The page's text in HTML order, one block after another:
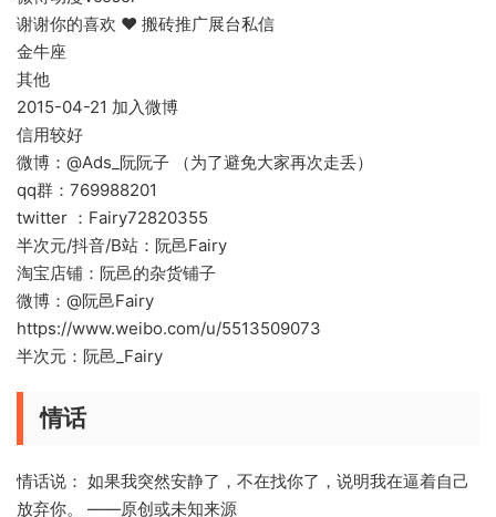
谢谢你的喜欢 ❤️ 搬砖推广展台私信
金牛座
其他
2015-04-21 加入微博
信用较好
微博：@Ads_阮阮子 （为了避免大家再次走丢）
qq群：769988201
twitter ：Fairy72820355
半次元/抖音/B站：阮邑Fairy
淘宝店铺：阮邑的杂货铺子
微博：@阮邑Fairy
https://www.weibo.com/u/5513509073
半次元：阮邑_Fairy
情话
情话说： 如果我突然安静了，不在找你了，说明我在逼着自己
放弃你。 ——原创或未知来源